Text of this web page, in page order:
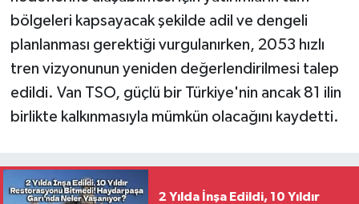
bölgeleri kapsayacak şekilde adil ve dengeli
planlanması gerektiği vurgulanırken, 2053 hızlı
tren vizyonunun yeniden değerlendirilmesi talep
edildi. Van TSO, güçlü bir Türkiye'nin ancak 81 ilin
birlikte kalkınmasıyla mümkün olacağını kaydetti.
2 Yılda İnşa Edildi, 10 Yıldır